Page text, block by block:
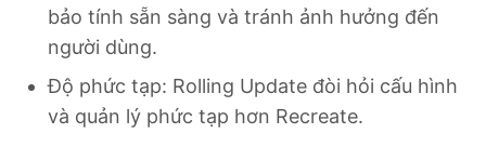
bảo tính sẵn sàng và tránh ảnh hưởng đến
người dùng.
Độ phức tạp: Rolling Update đòi hỏi cấu hình
và quản lý phức tạp hơn Recreate.